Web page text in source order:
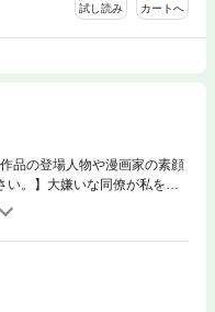
試し読み カートへ
品の登場人物や漫画家の素顔
。】大嫌いな同僚が私を手
窮地に陥っていた。いくら病
な男にデートの権利を落札さ
れ、高額でリビーを競り落と
そ、兄が私を救うため送りこ
ビーはステージ上で突然唇を